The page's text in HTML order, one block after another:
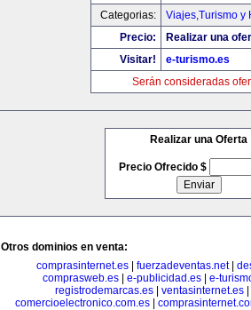
Categorias:
Viajes,Turismo y
Precio:
Realizar una
Visitar!
e-turismo.es
Serán consideradas
Realizar una Oferta
Precio Ofrecido $
Otros dominios en venta:
comprasinternet.es| fuerzadeventas.net|
comprasweb.es
e-publicidad.es
e-
registrodemarcas.es| ventasinternet.es|
comercioelectronico.com.es